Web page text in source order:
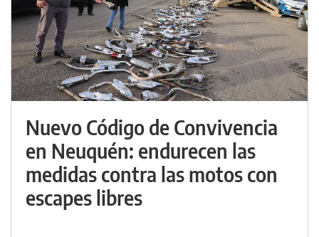
Nuevo Código de Convivencia
en Neuquén: endurecen las
medidas contra las motos con
escapes libres